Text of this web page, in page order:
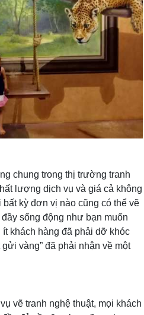
chung trong thị trường tranh
lượng dịch vụ và giá cả không
kỳ đơn vị nào cũng có thể vẽ
sống động như bạn muốn
khách hàng đã phải dỡ khóc
vàng” đã phải nhận về một
vẽ tranh nghệ thuật, mọi khách